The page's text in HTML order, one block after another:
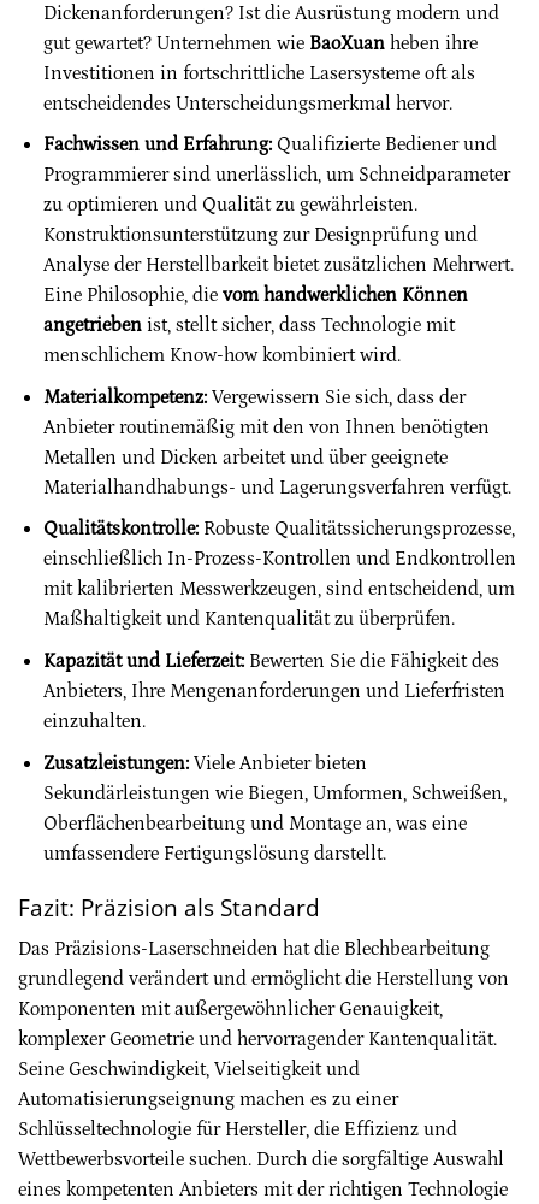
Dickenanforderungen? Ist die Ausrüstung modern und
gut gewartet? Unternehmen wie BaoXuanheben ihre
Investitionen in fortschrittliche Lasersysteme oft als
entscheidendes Unterscheidungsmerkmal hervor.
Fachwissen und Erfahrung:Qualifizierte Bediener und
Programmierer sind unerlässlich, um Schneidparameter
zu optimieren und Qualität zu gewährleisten.
Konstruktionsunterstützung zur Designprüfung und
Analyse der Herstellbarkeit bietet zusätzlichen Mehrwert.
Eine Philosophie, die vom handwerklichen Können
angetriebenist, stellt sicher, dass Technologie mit
menschlichem Know-how kombiniert wird.
Materialkompetenz:Vergewissern Sie sich, dass der
Anbieter routinemäßig mit den von Ihnen benötigten
Metallen und Dicken arbeitet und über geeignete
Materialhandhabungs- und Lagerungsverfahren verfügt.
Qualitätskontrolle:Robuste Qualitätssicherungsprozesse,
einschließlich In-Prozess-Kontrollen und Endkontrollen
mit kalibrierten Messwerkzeugen, sind entscheidend, um
Maßhaltigkeit und Kantenqualität zu überprüfen.
Kapazität und Lieferzeit:Bewerten Sie die Fähigkeit des
Anbieters, Ihre Mengenanforderungen und Lieferfristen
einzuhalten.
Zusatzleistungen:Viele Anbieter bieten
Sekundärleistungen wie Biegen, Umformen, Schweißen,
Oberflächenbearbeitung und Montage an, was eine
umfassendere Fertigungslösung darstellt.
Fazit: Präzision als Standard
Das Präzisions-Laserschneiden hat die Blechbearbeitung
grundlegend verändert und ermöglicht die Herstellung von
Komponenten mit außergewöhnlicher Genauigkeit,
komplexer Geometrie und hervorragender Kantenqualität.
Seine Geschwindigkeit, Vielseitigkeit und
Automatisierungseignung machen es zu einer
Schlüsseltechnologie für Hersteller, die Effizienz und
Wettbewerbsvorteile suchen. Durch die sorgfältige Auswahl
eines kompetenten Anbieters mit der richtigen Technologie